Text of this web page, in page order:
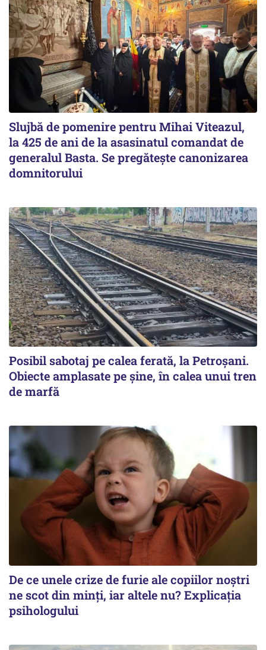
Slujbă de pomenire pentru Mihai Viteazul,
la 425 de ani de la asasinatul comandat de
generalul Basta. Se pregătește canonizarea
domnitorului
Posibil sabotaj pe calea ferată, la Petroșani.
Obiecte amplasate pe șine, în calea unui tren
de marfă
De ce unele crize de furie ale copiilor noștri
ne scot din minți, iar altele nu? Explicația
psihologului